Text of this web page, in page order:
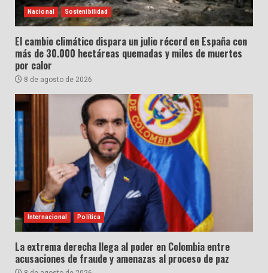
Nacional Sostenibilidad
El cambio climático dispara un julio récord en España con
más de 30.000 hectáreas quemadas y miles de muertes
por calor
8 de agosto de 2026
Internacional Política
La extrema derecha llega al poder en Colombia entre
acusaciones de fraude y amenazas al proceso de paz